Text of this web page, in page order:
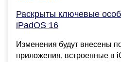
Раскрыты ключевые
iPadOS 16
Изменения будут внесены
приложения, встроенные в